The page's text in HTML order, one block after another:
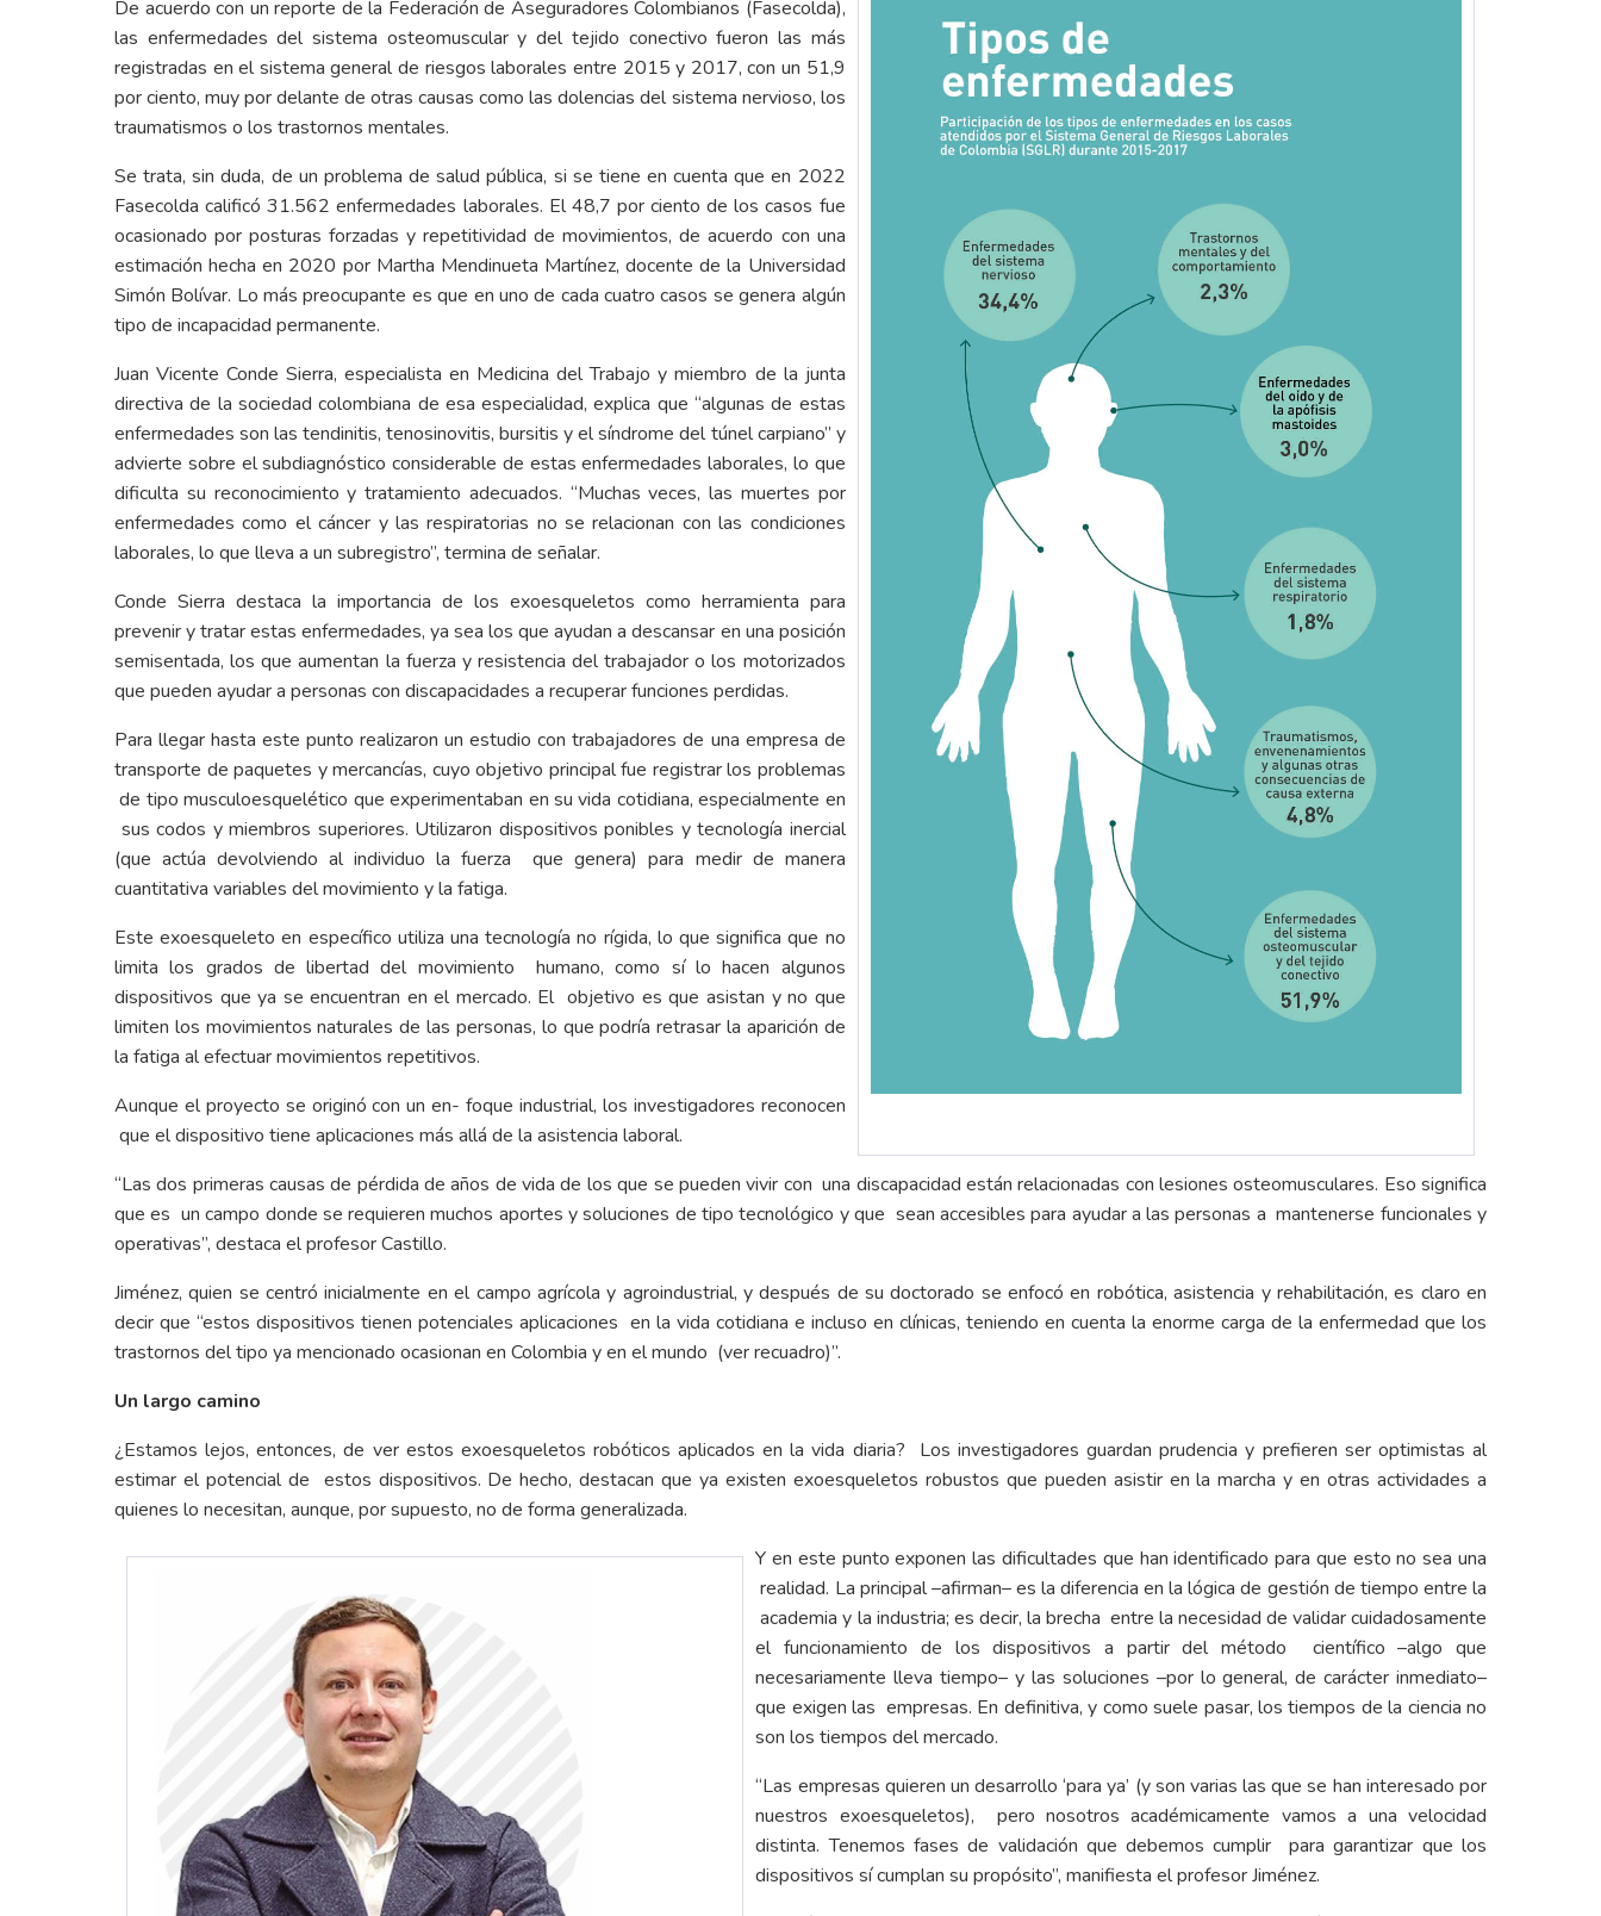
De acuerdo con un reporte de la Federación de Aseguradores Colombianos (Fasecolda),
las enfermedades del sistema osteomuscular y del tejido conectivo fueron las más
registradas en el sistema general de riesgos laborales entre 2015 y 2017, con un 51,9
por ciento, muy por delante de otras causas como las dolencias del sistema nervioso, los
traumatismos o los trastornos mentales.
Se trata, sin duda, de un problema de salud pública, si se tiene en cuenta que en 2022
Fasecolda calificó 31.562 enfermedades laborales. El 48,7 por ciento de los casos fue
ocasionado por posturas forzadas y repetitividad de movimientos, de acuerdo con una
estimación hecha en 2020 por Martha Mendinueta Martínez, docente de la Universidad
Simón Bolívar. Lo más preocupante es que en uno de cada cuatro casos se genera algún
tipo de incapacidad permanente.
Juan Vicente Conde Sierra, especialista en Medicina del Trabajo y miembro de la junta
directiva de la sociedad colombiana de esa especialidad, explica que “algunas de estas
enfermedades son las tendinitis, tenosinovitis, bursitis y el síndrome del túnel carpiano” y
advierte sobre el subdiagnóstico considerable de estas enfermedades laborales, lo que
dificulta su reconocimiento y tratamiento adecuados. “Muchas veces, las muertes por
enfermedades como el cáncer y las respiratorias no se relacionan con las condiciones
laborales, lo que lleva a un subregistro”, termina de señalar.
Conde Sierra destaca la importancia de los exoesqueletos como herramienta para
prevenir y tratar estas enfermedades, ya sea los que ayudan a descansar en una posición
semisentada, los que aumentan la fuerza y resistencia del trabajador o los motorizados
que pueden ayudar a personas con discapacidades a recuperar funciones perdidas.
Para llegar hasta este punto realizaron un estudio con trabajadores de una empresa de
transporte de paquetes y mercancías, cuyo objetivo principal fue registrar los problemas
de tipo musculoesquelético que experimentaban en su vida cotidiana, especialmente en
sus codos y miembros superiores. Utilizaron dispositivos ponibles y tecnología inercial
(que actúa devolviendo al individuo la fuerza que genera) para medir de manera
cuantitativa variables del movimiento y la fatiga.
Este exoesqueleto en específico utiliza una tecnología no rígida, lo que significa que no
limita los grados de libertad del movimiento humano, como sí lo hacen algunos
dispositivos que ya se encuentran en el mercado. El objetivo es que asistan y no que
limiten los movimientos naturales de las personas, lo que podría retrasar la aparición de
la fatiga al efectuar movimientos repetitivos.
Aunque el proyecto se originó con un en- foque industrial, los investigadores reconocen
que el dispositivo tiene aplicaciones más allá de la asistencia laboral.
“Las dos primeras causas de pérdida de años de vida de los que se pueden vivir con una discapacidad están relacionadas con lesiones osteomusculares. Eso significa
que es un campo donde se requieren muchos aportes y soluciones de tipo tecnológico y que sean accesibles para ayudar a las personas a mantenerse funcionales y
operativas”, destaca el profesor Castillo.
Jiménez, quien se centró inicialmente en el campo agrícola y agroindustrial, y después de su doctorado se enfocó en robótica, asistencia y rehabilitación, es claro en
decir que “estos dispositivos tienen potenciales aplicaciones en la vida cotidiana e incluso en clínicas, teniendo en cuenta la enorme carga de la enfermedad que los
trastornos del tipo ya mencionado ocasionan en Colombia y en el mundo (ver recuadro)”.
Un largo camino
¿Estamos lejos, entonces, de ver estos exoesqueletos robóticos aplicados en la vida diaria? Los investigadores guardan prudencia y prefieren ser optimistas al
estimar el potencial de estos dispositivos. De hecho, destacan que ya existen exoesqueletos robustos que pueden asistir en la marcha y en otras actividades a
quienes lo necesitan, aunque, por supuesto, no de forma generalizada.
Y en este punto exponen las dificultades que han identificado para que esto no sea una
realidad. La principal –afirman– es la diferencia en la lógica de gestión de tiempo entre la
academia y la industria; es decir, la brecha entre la necesidad de validar cuidadosamente
el funcionamiento de los dispositivos a partir del método científico –algo que
necesariamente lleva tiempo– y las soluciones –por lo general, de carácter inmediato–
que exigen las empresas. En definitiva, y como suele pasar, los tiempos de la ciencia no
son los tiempos del mercado.
“Las empresas quieren un desarrollo ‘para ya’ (y son varias las que se han interesado por
nuestros exoesqueletos), pero nosotros académicamente vamos a una velocidad
distinta. Tenemos fases de validación que debemos cumplir para garantizar que los
dispositivos sí cumplan su propósito”, manifiesta el profesor Jiménez.